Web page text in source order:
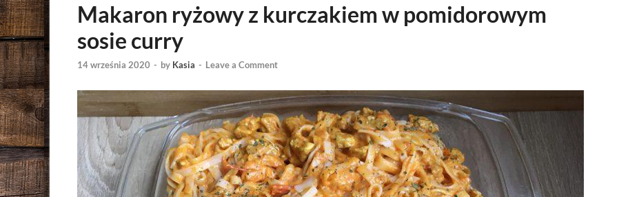
Makaron ryżowy z kurczakiem w pomidorowym
sosie curry
14 września 2020 - by Kasia - Leave a Comment